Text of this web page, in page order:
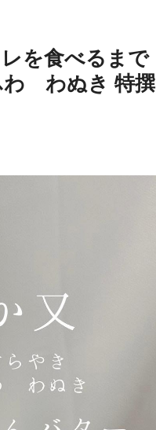
を食べるまで
わ わぬき 特撰